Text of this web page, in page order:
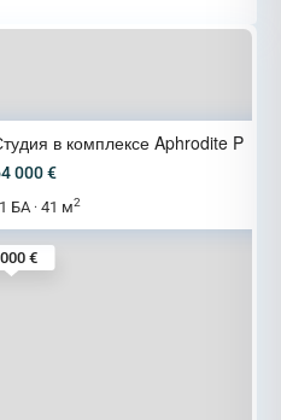
€
в комплексе Aphrodite P
000 €
1 БА · 41 м2